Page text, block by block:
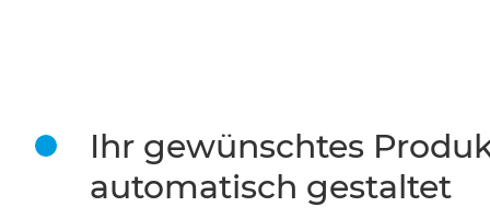
Ihr gewünschtes
automatisch gestaltet